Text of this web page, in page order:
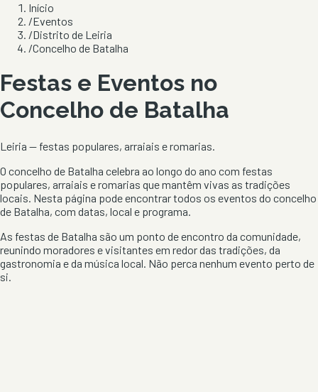
Início
/Eventos
/Distrito de Leiria
/Concelho de Batalha
Festas e Eventos no
Concelho de Batalha
Leiria — festas populares, arraiais e romarias.
O concelho de Batalha celebra ao longo do ano com festas
populares, arraiais e romarias que mantêm vivas as tradições
locais. Nesta página pode encontrar todos os eventos do concelho
de Batalha, com datas, local e programa.
As festas de Batalha são um ponto de encontro da comunidade,
reunindo moradores e visitantes em redor das tradições, da
gastronomia e da música local. Não perca nenhum evento perto de
si.